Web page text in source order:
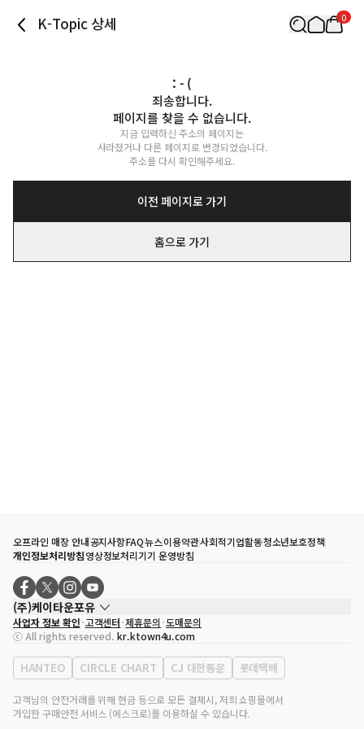
K-Topic 상세 0
: - (
죄송합니다.
페이지를 찾을 수 없습니다.
지금 입력하신 주소의 페이지는
사라졌거나 다른 페이지로 변경되었습니다.
주소를 다시 확인해주세요.
이전 페이지로 가기
홈으로 가기
오프라인 매장 안내공지사항FAQ뉴스이용약관사회적기업활동청소년보호정책
개인정보처리방침영상정보처리기기 운영방침
(주)케이타운포유
대표자
송효민
사업자등록번호
120-87-71116
통신판매업 신고번호 제2011-서울강남-02223
대표전화
02-552-9855
사업자 정보 확인 고객센터 제휴문의 도매문의
ⓒ All rights reserved. kr.ktown4u.com
HANTEO CIRCLE CHART CJ 대한통운 롯데택배
고객님의 안전거래를 위해 현금 등으로 모든 결제시, 저희 쇼핑몰에서
가입한 구매안전 서비스 (에스크로)를 이용하실 수 있습니다.